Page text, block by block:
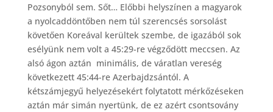
Pozsonyból sem. Sőt… Előbbi helyszínen a magyarok
a nyolcaddöntőben nem túl szerencsés sorsolást
követően Koreával kerültek szembe, de igazából sok
esélyünk nem volt a 45:29-re végződött meccsen. Az
alsó ágon aztán minimális, de váratlan vereség
következett 45:44-re Azerbajdzsántól. A
kétszámjegyű helyezésekért folytatott mérkőzéseken
aztán már simán nyertünk, de ez azért csontsovány